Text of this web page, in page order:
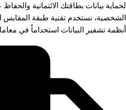
لحماية بيانات بطاقتك الائتمانية
أنظمة تشفير البيانات استخداماً في